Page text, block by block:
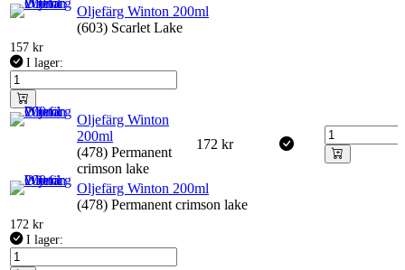
Oljefärg Winton 200ml
(603) Scarlet Lake
157 kr
I lager:
Oljefärg Winton
200ml
(478) Permanent
crimson lake
172 kr
Oljefärg Winton 200ml
(478) Permanent crimson lake
172 kr
I lager: